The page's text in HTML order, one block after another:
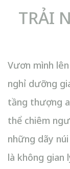
TRẢI
Vươn mình
nghỉ dưỡng
tầng thượng
thể chiêm
những dãy
là không gian